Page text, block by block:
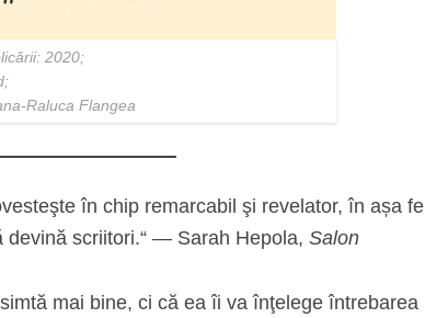
2020;
Raluca Flangea
în chip remarcabil şi revelator, în așa fel
scriitori.“ ― Sarah Hepola, Salon
mai bine, ci că ea îi va înţelege întrebarea